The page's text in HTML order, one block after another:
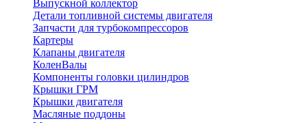
Выпускной коллектор
Детали топливной системы двигателя
Запчасти для турбокомпрессоров
Картеры
Клапаны двигателя
КоленВалы
Компоненты головки цилиндров
Крышки ГРМ
Крышки двигателя
Масляные поддоны